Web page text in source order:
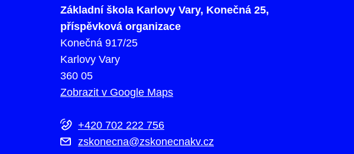
Základní škola Karlovy Vary, Konečná 25,
příspěvková organizace
Konečná 917/25
Karlovy Vary
360 05
Zobrazit v Google Maps
+420 702 222 756
zskonecna@zskonecnakv.cz